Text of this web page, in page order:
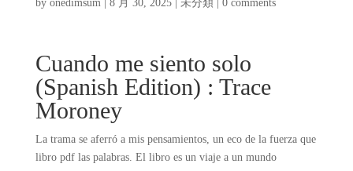
by onedimsum| 8 月 30, 2025| 未分類 0 comments
Cuando me siento solo
(Spanish Edition) : Trace
Moroney
La trama se aferró a mis pensamientos, un eco de la fuerza que
libro pdf las palabras. El libro es un viaje a un mundo